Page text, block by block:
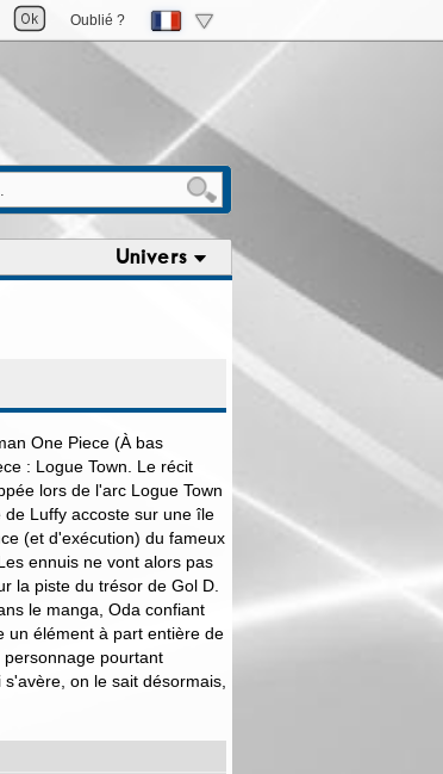
Oublié ?
Univers
One Piece (À bas
: Logue Town. Le récit
lors de l'arc Logue Town
Luffy accoste sur une île
(et d'exécution) du fameux
ennuis ne vont alors pas
la piste du trésor de Gol D.
le manga, Oda confiant
un élément à part entière de
pourtant
on le sait désormais,